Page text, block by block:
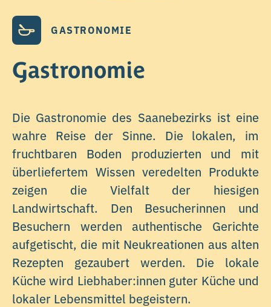
GASTRONOMIE
Gastronomie
Die Gastronomie des Saanebezirks ist eine
wahre Reise der Sinne. Die lokalen, im
fruchtbaren Boden produzierten und mit
überliefertem Wissen veredelten Produkte
zeigen die Vielfalt der hiesigen
Landwirtschaft. Den Besucherinnen und
Besuchern werden authentische Gerichte
aufgetischt, die mit Neukreationen aus alten
Rezepten gezaubert werden. Die lokale
Küche wird Liebhaber:innen guter Küche und
lokaler Lebensmittel begeistern.